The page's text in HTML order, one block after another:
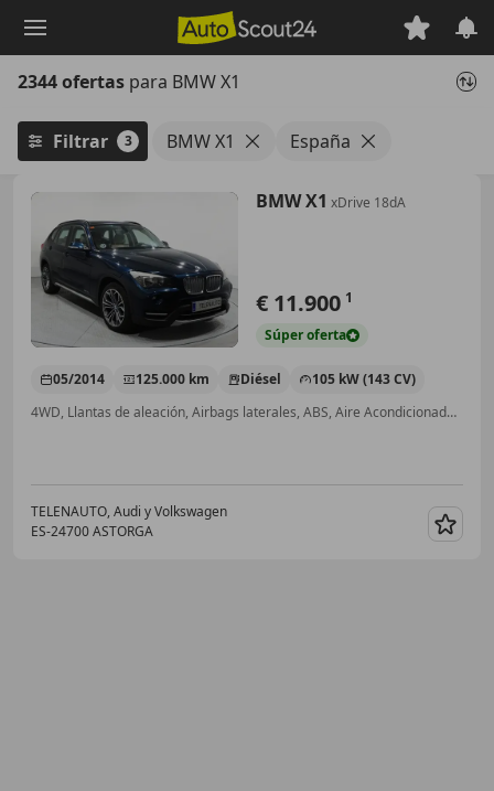
principal
2344 ofertas para BMW X1
Filtrar 3 BMW X1 España
BMW X1 xDrive 18dA
€ 11.900 1
Súperoferta
05/2014 125.000 km Diésel
105 kW (143 CV)
4WD, Llantas de aleación, Airbags laterales, ABS, Aire Acondicionado, Baca, Start/Stop automático, Cierre centralizado
TELENAUTO, Audi y Volkswagen
ES-24700 ASTORGA